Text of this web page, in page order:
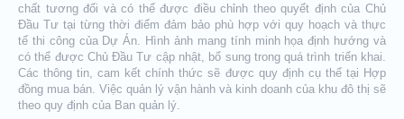
chất tương đối và có thể được điều chỉnh theo quyết định của Chủ
Đầu Tư tại từng thời điểm đảm bảo phù hợp với quy hoạch và thực
tế thi công của Dự Án. Hình ảnh mang tính minh họa định hướng và
có thể được Chủ Đầu Tư cập nhật, bổ sung trong quá trình triển khai.
Các thông tin, cam kết chính thức sẽ được quy định cụ thể tại Hợp
đồng mua bán. Việc quản lý vận hành và kinh doanh của khu đô thị sẽ
theo quy định của Ban quản lý.